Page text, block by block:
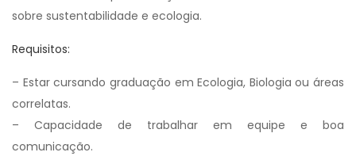
sobre sustentabilidade e ecologia.
Requisitos:
– Estar cursando graduação em Ecologia, Biologia ou áreas
correlatas.
– Capacidade de trabalhar em equipe e boa
comunicação.